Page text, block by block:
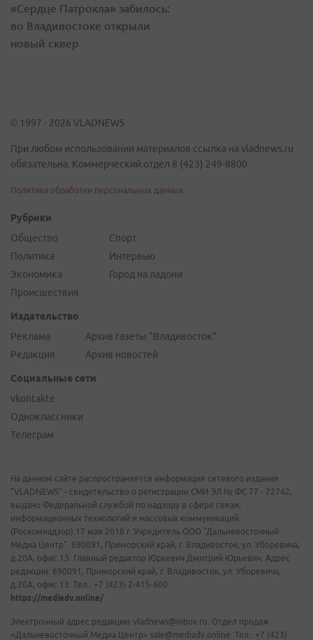
«Сердце Патрокла» забилось:
во Владивостоке открыли
новый сквер
© 1997 - 2026 VLADNEWS
При любом использовании материалов ссылка на vladnews.ru
обязательна. Коммерческий отдел 8 (423) 249-8800
Политика обработки персональных данных
Рубрики
Общество
Политика
Экономика
Происшествия
Спорт
Интервью
Город на ладони
Издательство
Реклама
Редакция
Архив газеты "Владивосток"
Архив новостей
Социальные сети
vkontakte
Одноклассники
Телеграм
На данном сайте распространяется информация сетевого издания
"VLADNEWS" - свидетельство о регистрации СМИ ЭЛ № ФС 77 - 72742,
выдано Федеральной службой по надзору в сфере связи,
информационных технологий и массовых коммуникаций
(Роскомнадзор) 17 мая 2018 г. Учредитель ООО "Дальневосточный
Медиа Центр". 690091, Приморский край, г. Владивосток, ул. Уборевича,
д.20А, офис 13. Главный редактор Юркевич Дмитрий Юрьевич. Адрес
редакции: 690091, Приморский край, г. Владивосток, ул. Уборевича,
д.20А, офис 13. Тел.: +7 (423) 2-415-600.
https://mediadv.online/
Электронный адрес редакции: vladnews@inbox.ru. Отдел продаж
«Дальневосточный Медиа Центр» sale@mediadv.online. Тел.: +7 (423)